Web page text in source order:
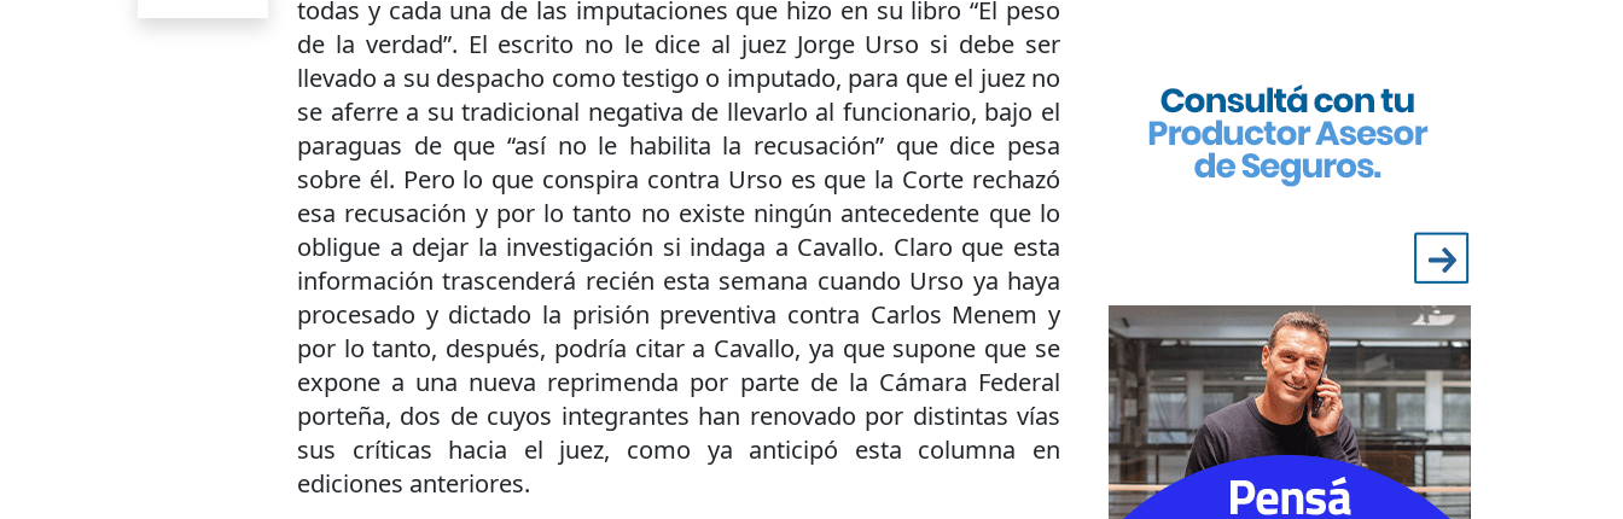
todas y cada una de las imputaciones que hizo en su libro “El peso
de la verdad”. El escrito no le dice al juez Jorge Urso si debe ser
llevado a su despacho como testigo o imputado, para que el juez no
se aferre a su tradicional negativa de llevarlo al funcionario, bajo el
paraguas de que “así no le habilita la recusación” que dice pesa
sobre él. Pero lo que conspira contra Urso es que la Corte rechazó
esa recusación y por lo tanto no existe ningún antecedente que lo
obligue a dejar la investigación si indaga a Cavallo. Claro que esta
información trascenderá recién esta semana cuando Urso ya haya
procesado y dictado la prisión preventiva contra Carlos Menem y
por lo tanto, después, podría citar a Cavallo, ya que supone que se
expone a una nueva reprimenda por parte de la Cámara Federal
porteña, dos de cuyos integrantes han renovado por distintas vías
sus críticas hacia el juez, como ya anticipó esta columna en
ediciones anteriores.